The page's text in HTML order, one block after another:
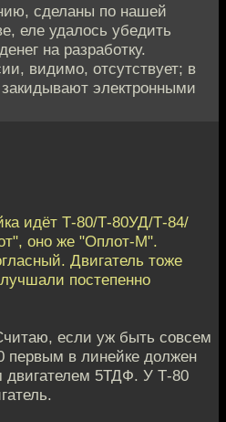
сделаны по нашей
еле удалось убедить
на разработку.
видимо, отсутствует; в
электронными
идёт Т-80/Т-80УД/Т-84/
оно же "Оплот-М".
Двигатель тоже
постепенно
если уж быть совсем
первым в линейке должен
двигателем 5ТДФ. У Т-80